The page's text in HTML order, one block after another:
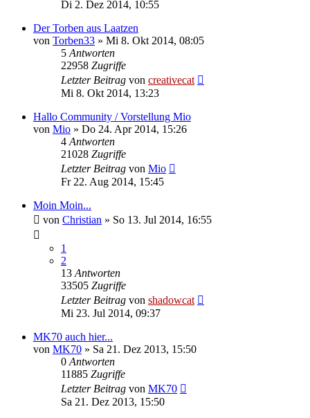
Di 2. Dez 2014, 10:55
Der Torben aus Laatzen
von Torben33 » Mi 8. Okt 2014, 08:05
5 Antworten
22958 Zugriffe
Letzter Beitrag von creativecat
Mi 8. Okt 2014, 13:23
Hallo Community / Vorstellung Mio
von Mio » Do 24. Apr 2014, 15:26
4 Antworten
21028 Zugriffe
Letzter Beitrag von Mio
Fr 22. Aug 2014, 15:45
Moin Moin...
von Christian » So 13. Jul 2014, 16:55
1
2
13 Antworten
33505 Zugriffe
Letzter Beitrag von shadowcat
Mi 23. Jul 2014, 09:37
MK70 auch hier...
von MK70 » Sa 21. Dez 2013, 15:50
0 Antworten
11885 Zugriffe
Letzter Beitrag von MK70
Sa 21. Dez 2013, 15:50